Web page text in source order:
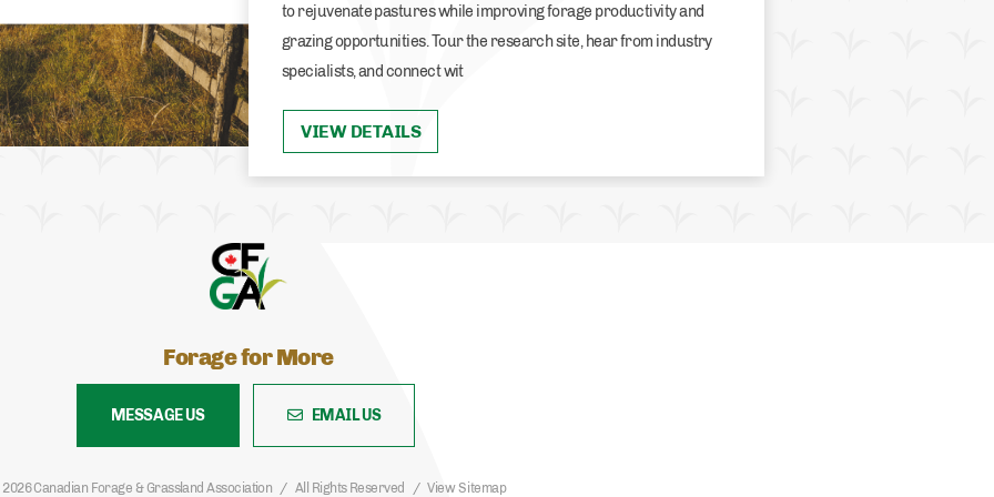
to rejuvenate pastures while improving forage productivity and
grazing opportunities. Tour the research site, hear from industry
specialists, and connect wit
VIEW DETAILS
Forage for More
MESSAGE US EMAIL US
Canadian Forage & Grassland Association All Rights Reserved View Sitemap